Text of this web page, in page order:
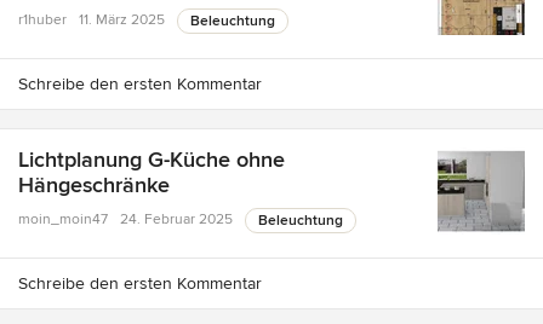
r1huber 11. März 2025 Beleuchtung
Schreibe den ersten Kommentar
Lichtplanung G-Küche ohne
Hängeschränke
moin_moin47 24. Februar 2025 Beleuchtung
Schreibe den ersten Kommentar